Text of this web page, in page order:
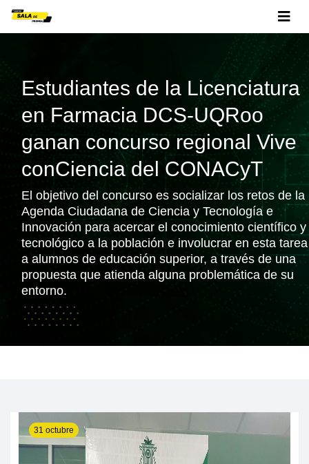
Estudiantes de la Licenciatura
en Farmacia DCS-UQRoo
ganan concurso regional Vive
conCiencia del CONACyT
El objetivo del concurso es socializar los retos de la
Agenda Ciudadana de Ciencia y Tecnología e
Innovación para acercar el conocimiento científico y
tecnológico a la población e involucrar en esta tarea
a alumnos de educación superior, a través de una
propuesta que atienda alguna problemática de su
entorno.
31 octubre